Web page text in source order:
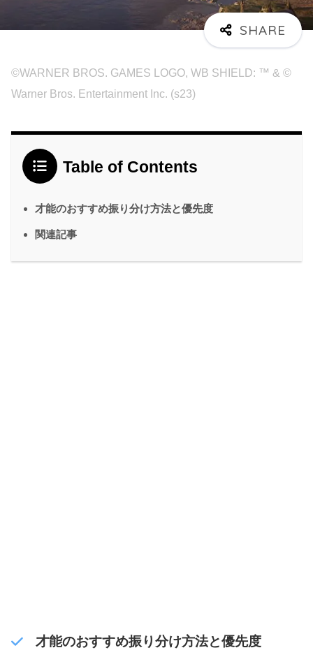
©WARNER BROS. GAMES LOGO, WB SHIELD: ™ & ©
Warner Bros. Entertainment Inc. (s23)
Table of Contents
才能のおすすめ振り分け方法と優先度
関連記事
才能のおすすめ振り分け方法と優先度